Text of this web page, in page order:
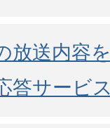
放送内容
答サービ